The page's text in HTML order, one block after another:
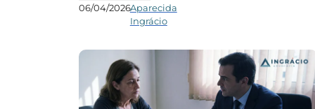
06/04/2026Aparecida
Ingrácio